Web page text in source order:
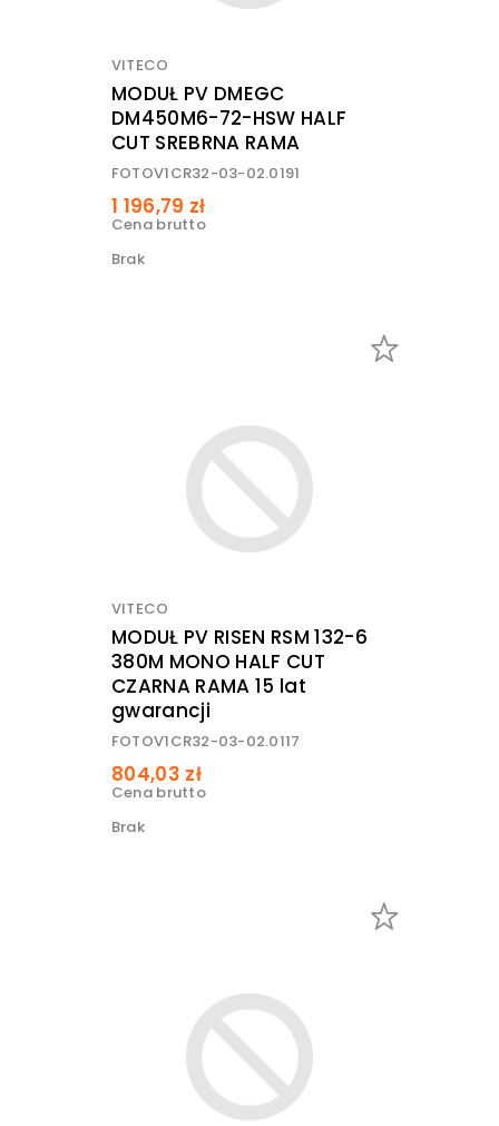
VITECO
MODUŁ PV DMEGC
DM450M6-72-HSW HALF
CUT SREBRNA RAMA
FOTOV1CR32-03-02.0191
1 196,79 zł
Cena brutto
Brak
VITECO
MODUŁ PV RISEN RSM 132-6
380M MONO HALF CUT
CZARNA RAMA 15 lat
gwarancji
FOTOV1CR32-03-02.0117
804,03 zł
Cena brutto
Brak